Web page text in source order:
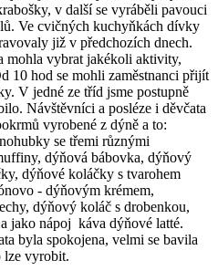
v další se vyráběli pavouci
Ve cvičných kuchyňkách dívky
již v předchozích dnech.
mohla vybrat jakékoli aktivity,
10 hod se mohli zaměstnanci přijít
V jedné ze tříd jsme postupně
Návštěvníci a posléze i děvčata
vyrobené z dýně a to:
se třemi různými
dýňová bábovka, dýňový
dýňové koláčky s tvarohem
- dýňovým krémem,
dýňový koláč s drobenkou,
jako nápoj káva dýňové latté.
byla spokojena, velmi se bavila
lze vyrobit.